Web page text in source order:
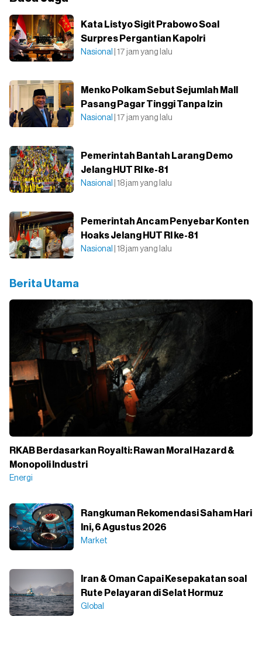
Kata Listyo Sigit Prabowo Soal
Surpres Pergantian Kapolri
Nasional | 17 jam yang lalu
Menko Polkam Sebut Sejumlah Mall
Pasang Pagar Tinggi Tanpa Izin
Nasional | 17 jam yang lalu
Pemerintah Bantah Larang Demo
Jelang HUT RI ke-81
Nasional | 18 jam yang lalu
Pemerintah Ancam Penyebar Konten
Hoaks Jelang HUT RI ke-81
Nasional | 18 jam yang lalu
Berita Utama
RKAB Berdasarkan Royalti: Rawan Moral Hazard &
Monopoli Industri
Energi
Rangkuman Rekomendasi Saham Hari
Ini, 6 Agustus 2026
Market
Iran & Oman Capai Kesepakatan soal
Rute Pelayaran di Selat Hormuz
Global